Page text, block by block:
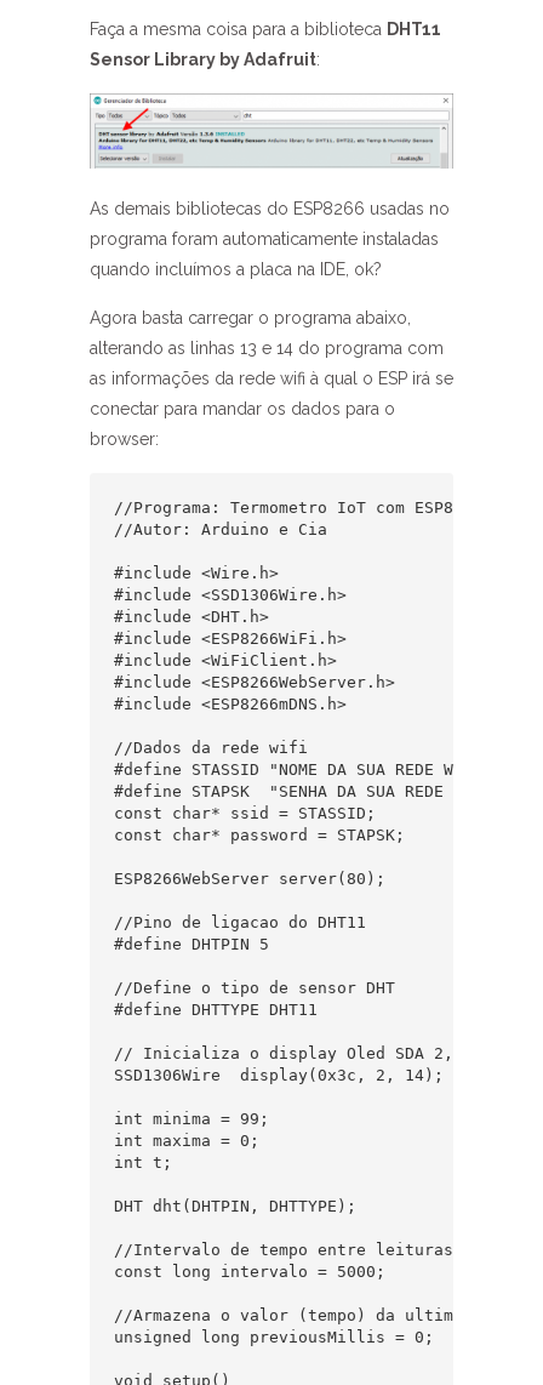
Faça a mesma coisa para a biblioteca DHT11
Sensor Library by Adafruit:
As demais bibliotecas do ESP8266 usadas no
programa foram automaticamente instaladas
quando incluímos a placa na IDE, ok?
Agora basta carregar o programa abaixo,
alterando as linhas 13 e 14 do programa com
as informações da rede wifi à qual o ESP irá se
conectar para mandar os dados para o
browser:
//Programa: Termometro IoT com ESP8266
//Autor: Arduino e Cia
#include <Wire.h>
#include <SSD1306Wire.h>
#include <DHT.h>
#include <ESP8266WiFi.h>
#include <WiFiClient.h>
#include <ESP8266WebServer.h>
#include <ESP8266mDNS.h>
//Dados da rede wifi
#define STASSID "NOME DA SUA REDE WIFI"
#define STAPSK  "SENHA DA SUA REDE WIFI"
const char* ssid = STASSID;
const char* password = STAPSK;
ESP8266WebServer server(80);
//Pino de ligacao do DHT11
#define DHTPIN 5
//Define o tipo de sensor DHT
#define DHTTYPE DHT11
// Inicializa o display Oled SDA 2, SCL 14
SSD1306Wire  display(0x3c, 2, 14);
int minima = 99;
int maxima = 0;
int t;
DHT dht(DHTPIN, DHTTYPE);
//Intervalo de tempo entre leituras
const long intervalo = 5000;
//Armazena o valor (tempo) da ultima leitura
unsigned long previousMillis = 0;
void setup()